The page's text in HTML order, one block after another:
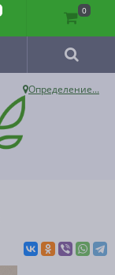
Определение...
0